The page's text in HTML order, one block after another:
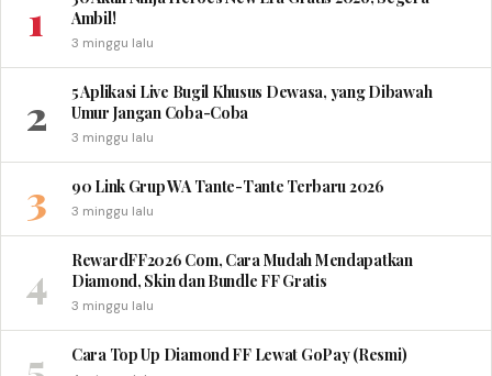
1
Ambil!
3 minggu lalu
2
5 Aplikasi Live Bugil Khusus Dewasa, yang Dibawah
Umur Jangan Coba-Coba
3 minggu lalu
3 90 Link Grup WA Tante-Tante Terbaru 2026
3 minggu lalu
4
RewardFF2026 Com, Cara Mudah Mendapatkan
Diamond, Skin dan Bundle FF Gratis
3 minggu lalu
Cara Top Up Diamond FF Lewat GoPay (Resmi)